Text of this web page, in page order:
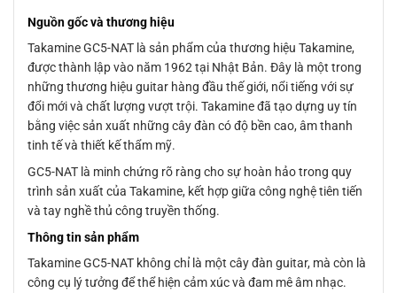
Nguồn gốc và thương hiệu
Takamine GC5-NAT là sản phẩm của thương hiệu Takamine,
được thành lập vào năm 1962 tại Nhật Bản. Đây là một trong
những thương hiệu guitar hàng đầu thế giới, nổi tiếng với sự
đổi mới và chất lượng vượt trội. Takamine đã tạo dựng uy tín
bằng việc sản xuất những cây đàn có độ bền cao, âm thanh
tinh tế và thiết kế thẩm mỹ.
GC5-NAT là minh chứng rõ ràng cho sự hoàn hảo trong quy
trình sản xuất của Takamine, kết hợp giữa công nghệ tiên tiến
và tay nghề thủ công truyền thống.
Thông tin sản phẩm
Takamine GC5-NAT không chỉ là một cây đàn guitar, mà còn là
công cụ lý tưởng để thể hiện cảm xúc và đam mê âm nhạc.